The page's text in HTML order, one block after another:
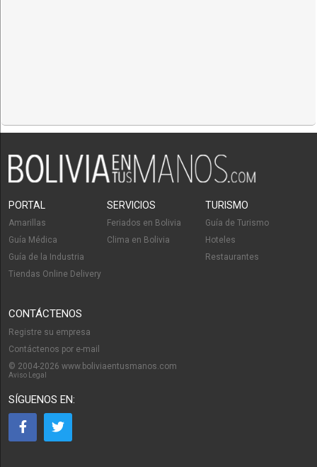
PORTAL
Amarillas
Guía Médica
Guía de la Industria
Tiendas Online Delivery
SERVICIOS
Feriados en Bolivia
Clima en Bolivia
TURISMO
Guía de Turismo
Hoteles
Restaurantes
CONTÁCTENOS
Registre su empresa
Contáctenos por e-mail
© 2004-2026 www.boliviaentusmanos.com
Aviso Legal
SÍGUENOS EN: